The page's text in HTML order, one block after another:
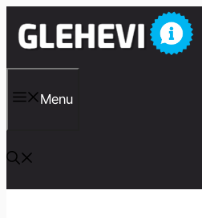
너
기
Menu